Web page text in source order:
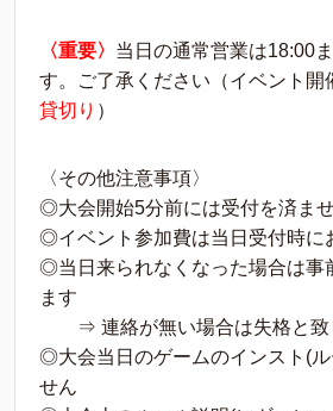
〈重要〉 当日の通常営業は18:00
す。ご了承ください（イベント開
貸切り ）
〈その他注意事項〉
◎大会開始5分前には受付を済ま
◎イベント参加費は当日受付時に
◎当日来られなくなった場合は事
ます
⇒ 連絡が無い場合は失格と致
◎大会当日のゲームのインスト(ル
せん